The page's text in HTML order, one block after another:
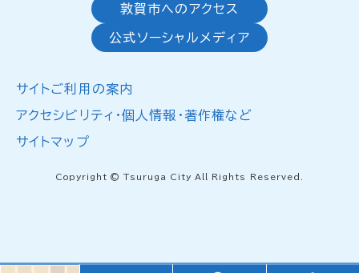
敦賀市へのアクセス
公式ソーシャルメディア
サイトご利用の案内
アクセシビリティ・個人情報・著作権など
サイトマップ
Copyright © Tsuruga City All Rights Reserved.